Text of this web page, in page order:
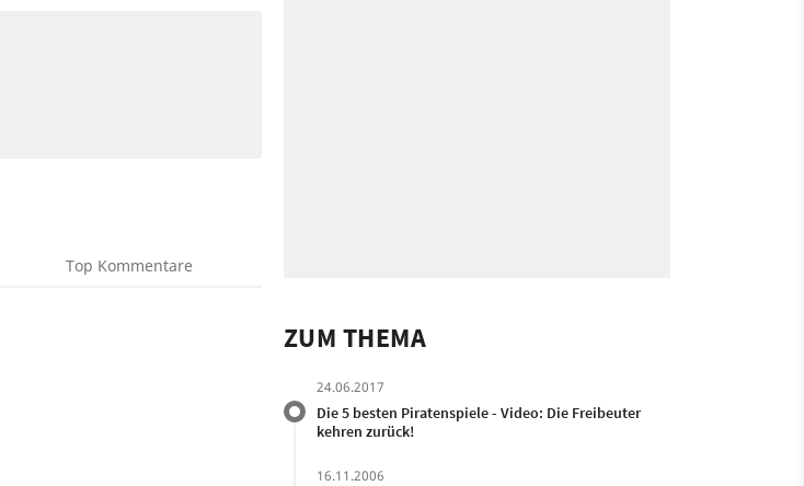
Top Kommentare
ZUM THEMA
24.06.2017
Die 5 besten Piratenspiele - Video: Die Freibeuter
kehren zurück!
16.11.2006